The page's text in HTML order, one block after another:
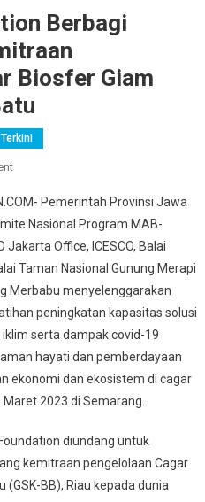
Berbagi
Biosfer Giam
Terkini
On
Foundation
Berbagi
Pembelajaran
Kemitraan
Pengelolaan
Cagar
Biosfer
Giam
Bukit
Pemerintah Provinsi Jawa
Nasional Program MAB-
Jakarta Office, ICESCO, Balai
Taman Nasional Gunung Merapi
Merbabu menyelenggarakan
peningkatan kapasitas solusi
serta dampak covid-19
hayati dan pemberdayaan
ekonomi dan ekosistem di cagar
2023 di Semarang.
diundang untuk
kemitraan pengelolaan Cagar
(GSK-BB), Riau kepada dunia